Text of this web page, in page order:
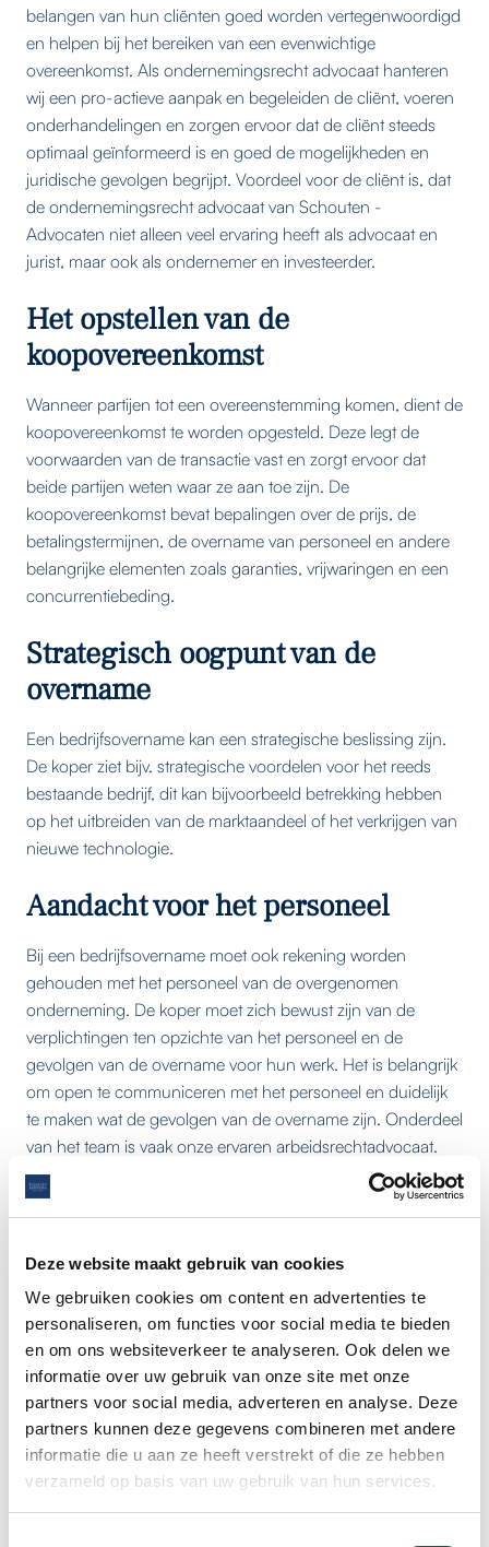
Deze website maakt gebruik van cookies
We gebruiken cookies om content en advertenties te
personaliseren, om functies voor social media te bieden
en om ons websiteverkeer te analyseren. Ook delen we
informatie over uw gebruik van onze site met onze
partners voor social media, adverteren en analyse. Deze
partners kunnen deze gegevens combineren met andere
informatie die u aan ze heeft verstrekt of die ze hebben
verzameld op basis van uw gebruik van hun services.
belangen van hun cliënten goed worden vertegenwoordigd
en helpen bij het bereiken van een evenwichtige
overeenkomst. Als ondernemingsrecht advocaat hanteren
wij een pro-actieve aanpak en begeleiden de cliënt, voeren
onderhandelingen en zorgen ervoor dat de cliënt steeds
optimaal geïnformeerd is en goed de mogelijkheden en
juridische gevolgen begrijpt. Voordeel voor de cliënt is, dat
de ondernemingsrecht advocaat van Schouten -
Advocaten niet alleen veel ervaring heeft als advocaat en
jurist, maar ook als ondernemer en investeerder.
Het opstellen van de
koopovereenkomst
Wanneer partijen tot een overeenstemming komen, dient de
koopovereenkomst te worden opgesteld. Deze legt de
voorwaarden van de transactie vast en zorgt ervoor dat
beide partijen weten waar ze aan toe zijn. De
koopovereenkomst bevat bepalingen over de prijs, de
betalingstermijnen, de overname van personeel en andere
belangrijke elementen zoals garanties, vrijwaringen en een
concurrentiebeding.
Strategisch oogpunt van de
overname
Een bedrijfsovername kan een strategische beslissing zijn.
De koper ziet bijv. strategische voordelen voor het reeds
bestaande bedrijf, dit kan bijvoorbeeld betrekking hebben
op het uitbreiden van de marktaandeel of het verkrijgen van
nieuwe technologie.
Aandacht voor het personeel
Bij een bedrijfsovername moet ook rekening worden
gehouden met het personeel van de overgenomen
onderneming. De koper moet zich bewust zijn van de
verplichtingen ten opzichte van het personeel en de
gevolgen van de overname voor hun werk. Het is belangrijk
om open te communiceren met het personeel en duidelijk
te maken wat de gevolgen van de overname zijn. Onderdeel
van het team is vaak onze ervaren arbeidsrechtadvocaat.
De closing van de overname
De laatste stap in het overnameproces is de closing, waarbij
de transactie formeel wordt afgerond. Dit gebeurt vaak bij
de notaris, die de overdracht van aandelen of activa
formaliseert. Bij de closing wordt de koopovereenkomst
ondertekend en wordt de eigendom van het bedrijf
overgedragen aan de koper. De overname is een feit.
Het belang van de
overgangsperiode